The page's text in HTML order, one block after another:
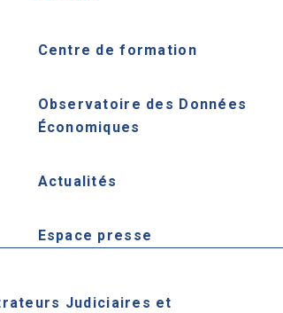
Centre de formation
Observatoire des Données
Économiques
Actualités
Espace presse
Judiciaires et